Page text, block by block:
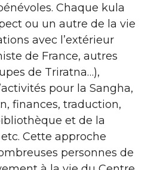
Chaque kula
ou un autre de la vie
avec l’extérieur
de France, autres
de Triratna…),
pour la Sangha,
finances, traduction,
et de la
Cette approche
personnes de